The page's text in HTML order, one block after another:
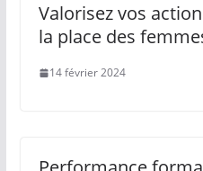
Valorisez vos
la place des
14 février 2024